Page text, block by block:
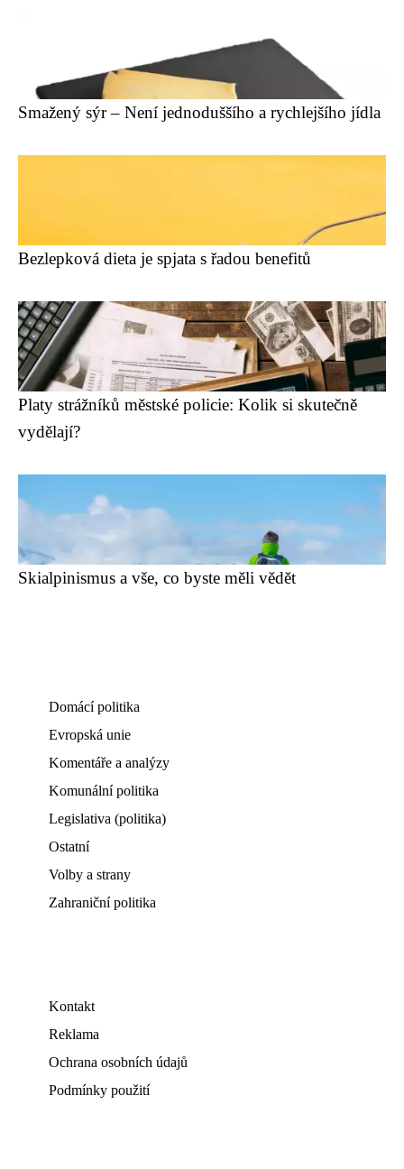
Smažený sýr – Není jednoduššího a rychlejšího jídla
Bezlepková dieta je spjata s řadou benefitů
Platy strážníků městské policie: Kolik si skutečně
vydělají?
Skialpinismus a vše, co byste měli vědět
Domácí politika
Evropská unie
Komentáře a analýzy
Komunální politika
Legislativa (politika)
Ostatní
Volby a strany
Zahraniční politika
Kontakt
Reklama
Ochrana osobních údajů
Podmínky použití